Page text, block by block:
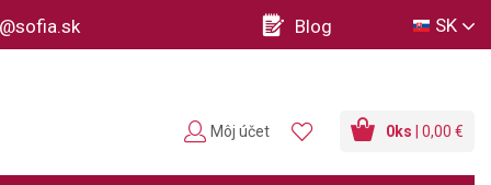
Blog SK
0ks | 0,00 €
Môj účet